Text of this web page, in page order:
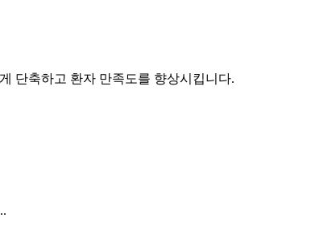
단축하고 환자 만족도를 향상시킵니다.